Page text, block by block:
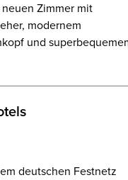
Zimmer mit
modernem
und
deutschen Festnetz